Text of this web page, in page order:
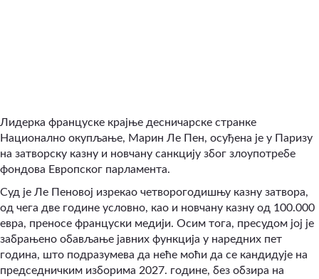
Лидерка француске крајње десничарске странке
Национално окупљање, Марин Ле Пен, осуђена је у Паризу
на затворску казну и новчану санкцију због злоупотребе
фондова Европског парламента.
Суд је Ле Пеновој изрекао четворогодишњу казну затвора,
од чега две године условно, као и новчану казну од 100.000
евра, преносе француски медији. Осим тога, пресудом јој је
забрањено обављање јавних функција у наредних пет
година, што подразумева да неће моћи да се кандидује на
председничким изборима 2027. године, без обзира на